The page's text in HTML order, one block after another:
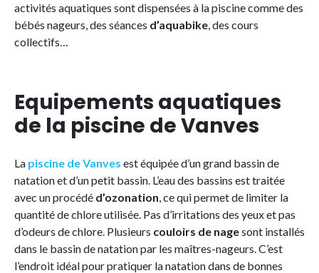
activités aquatiques sont dispensées à la piscine comme des
bébés nageurs, des séances d’aquabike, des cours
collectifs…
Equipements aquatiques
de la piscine de Vanves
La piscine de Vanves est équipée d’un grand bassin de
natation et d’un petit bassin. L’eau des bassins est traitée
avec un procédé d’ozonation, ce qui permet de limiter la
quantité de chlore utilisée. Pas d’irritations des yeux et pas
d’odeurs de chlore. Plusieurs couloirs de nagesont installés
dans le bassin de natation par les maîtres-nageurs. C’est
l’endroit idéal pour pratiquer la natation dans de bonnes